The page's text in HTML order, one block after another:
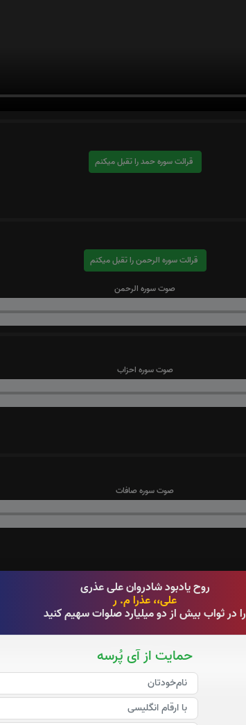
روح یادبود شادروان علی عذری
علی،، عذرا م. ر
را در ثواب بیش از دو میلیارد صلوات سهیم کنید
حمایت از آی پُرسه
قرائت سوره حمد را تقبل میکنم
قرائت سوره الرحمن را تقبل میکنم
صوت سوره الرحمن
صوت سوره احزاب
صوت سوره صافات
قرائت سوره یاسین را تقبل میکنم